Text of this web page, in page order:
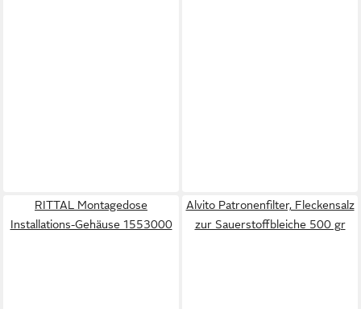
RITTAL Montagedose
Installations-Gehäuse 1553000
Alvito Patronenfilter, Fleckensalz
zur Sauerstoffbleiche 500 gr